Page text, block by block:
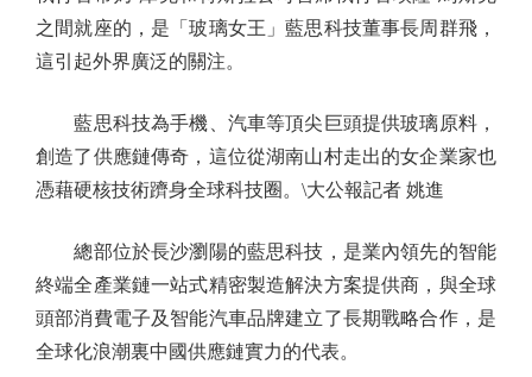
之間就座的，是「玻璃女王」藍思科技董事長周群飛，
這引起外界廣泛的關注。
藍思科技為手機、汽車等頂尖巨頭提供玻璃原料，
創造了供應鏈傳奇，這位從湖南山村走出的女企業家也
憑藉硬核技術躋身全球科技圈。\大公報記者 姚進
總部位於長沙瀏陽的藍思科技，是業內領先的智能
終端全產業鏈一站式精密製造解決方案提供商，與全球
頭部消費電子及智能汽車品牌建立了長期戰略合作，是
全球化浪潮裏中國供應鏈實力的代表。